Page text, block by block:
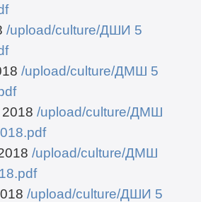
/upload/culture/ДШИ 5
/upload/culture/ДМШ 5
/upload/culture/ДМШ
/upload/culture/ДМШ
/upload/culture/ДШИ 5